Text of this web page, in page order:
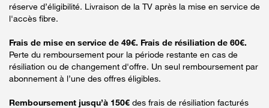
réserve d’éligibilité. Livraison de la TV après la mise en service de
l'accès fibre.
Frais de mise en service de 49€. Frais de résiliation de 60€.
Perte du remboursement pour la période restante en cas de
résiliation ou de changement d'offre. Un seul remboursement par
abonnement à l’une des offres éligibles.
Remboursement jusqu’à 150€ des frais de résiliation facturés